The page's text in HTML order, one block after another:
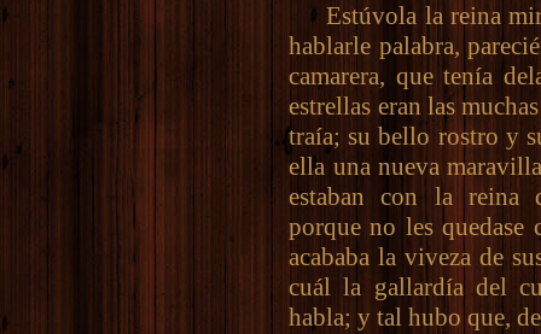
Estúvola la reina
hablarle palabra,
camarera, que tenía
estrellas eran las
traía; su bello rostro y
ella una nueva
estaban con la reina
porque no les quedase
acababa la viveza de
cuál la gallardía del
habla; y tal hubo que,